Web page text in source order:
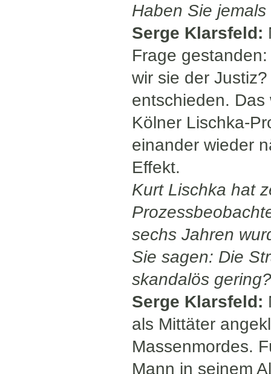
Haben Sie
Serge Klarsfeld:
Frage
wir sie der
entschieden.
Kölner Lischka-
einander wieder
Effekt.
Kurt Lischka hat
sechs Jahren
Sie sagen: Die
skandalös gering?
Serge Klarsfeld:
als Mittäter
Massenmordes.
Mann in seinem